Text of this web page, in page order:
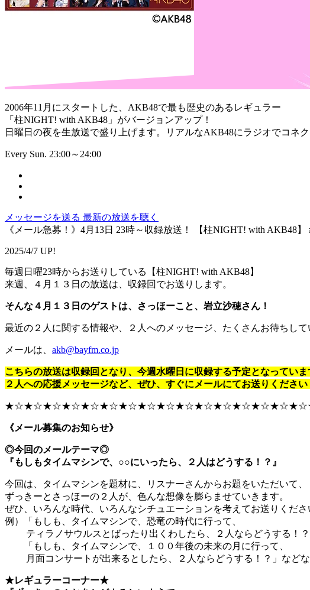
2006年11月にスタートした、AKB48で最も歴史のあるレギュラー
「柱NIGHT! with AKB48」がバージョンアップ！
日曜日の夜を生放送で盛り上げます。リアルなAKB48にラジオでコネク
Every Sun. 23:00～24:00
メッセージを送る 最新の放送を聴く
《メール急募！》4月13日 23時～収録放送！ 【柱NIGHT! with AKB48
2025/4/7 UP!
毎週日曜23時からお送りしている【柱NIGHT! with AKB48】
来週、４月１３日の放送は、収録回でお送りします。
そんな４月１３日のゲストは、さっほーこと、岩立沙穂さん！
最近の２人に関する情報や、２人へのメッセージ、たくさんお待ちして
メールは、 akb@bayfm.co.jp
こちらの放送は収録回となり、今週水曜日に収録する予定となっていま
２人への応援メッセージなど、ぜひ、すぐにメールにてお送りください
《メール募集のお知らせ》
◎今回のメールテーマ◎
『もしもタイムマシンで、○○にいったら、２人はどうする！？』
今回は、タイムマシンを題材に、リスナーさんからお題をいただいて、
ずっきーとさっほーの２人が、色んな想像を膨らませていきます。
ぜひ、いろんな時代、いろんなシチュエーションを考えてお送りくださ
例）「もしも、タイムマシンで、恐竜の時代に行って、
ティラノサウルスとばったり出くわしたら、２人ならどうする！？
「もしも、タイムマシンで、１００年後の未来の月に行って、
月面コンサートが出来るとしたら、２人ならどうする！？」など
★レギュラーコーナー★